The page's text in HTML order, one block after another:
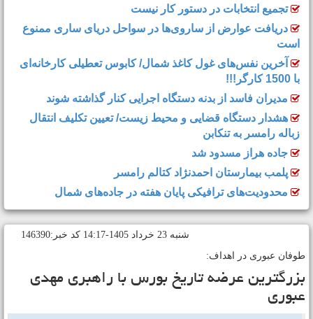
تجمیع انتخابات در دستور کار نیست
دریافت عوارض از ساروی‌ها در سواحل دریای ساری ممنوع
است
آخرین نفس‌های غول کاغذ شمال‌/ ‌کابوس تعطیلی کارخانه‌ای
مدیران فاسد از بدنه دستگاه اجرایی کنار گذاشته شوند
هشدار دستگاه قضایی و محیط زیست/ تعیین تکلیف انتقال
زباله رامسر به تنکابن
جاده هراز مسدود شد
پلمب بیمارستان احمدنژاد کتالم رامسر
محدودیت‌های ترافیکی پایان هفته در جاده‌های شمال
شنبه 23 خرداد 1405-14:17 کد خبر:146390
عبوری در اهداف:
عرضه تاریخ بورس با راهبری مهدی‌